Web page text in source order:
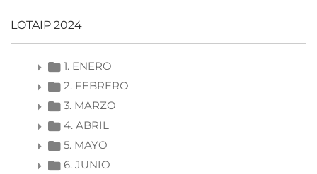
LOTAIP 2024
1. ENERO
2. FEBRERO
3. MARZO
4. ABRIL
5. MAYO
6. JUNIO